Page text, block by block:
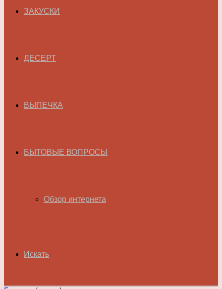
ЗАКУСКИ
ДЕСЕРТ
ВЫПЕЧКА
БЫТОВЫЕ ВОПРОСЫ
Обзор интернета
Искать